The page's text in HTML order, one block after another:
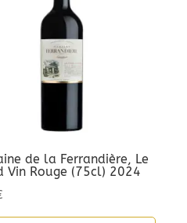
de la Ferrandière, Le
Vin Rouge (75cl) 2024